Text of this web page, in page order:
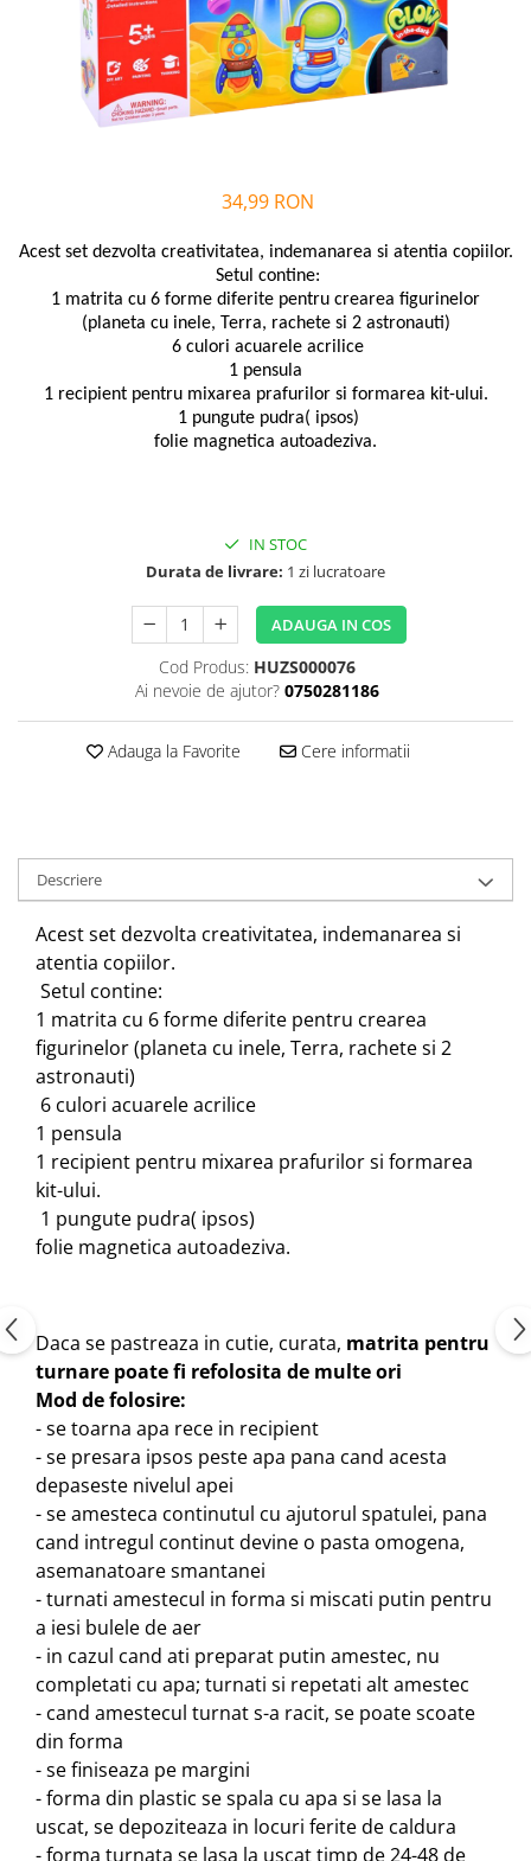
Alfabet si matematica
Jocuri de memorie si inteligenta
Seria Lectia de sanatate
Editura Litera
Editura Galaxia Copiilor
Colectia PIXI
Atlase Enciclopedii
Marea carte
34,99 RON
Acest set dezvolta creativitatea, indemanarea si atentia copiilor.
Setul contine:
1 matrita cu 6 forme diferite pentru crearea figurinelor
(planeta cu inele, Terra, rachete si 2 astronauti)
6 culori acuarele acrilice
1 pensula
1 recipient pentru mixarea prafurilor si formarea kit-ului.
1 pungute pudra( ipsos)
folie magnetica autoadeziva.
IN STOC
Durata de livrare: 1 zi lucratoare
ADAUGA IN COS
Cod Produs: HUZS000076
Ai nevoie de ajutor? 0750281186
Adauga la Favorite Cere informatii
Descriere
Acest set dezvolta creativitatea, indemanarea si
atentia copiilor.
Setul contine:
1 matrita cu 6 forme diferite pentru crearea
figurinelor(planeta cu inele, Terra, rachete si 2
astronauti)
6 culori acuareleacrilice
1 pensula
1 recipient pentru mixarea prafurilor si formarea
kit-ului.
1 pungute pudra( ipsos)
folie magnetica autoadeziva.
Daca se pastreaza in cutie, curata, matrita pentru
turnare poate fi refolosita de multe ori
Mod de folosire:
- se toarna apa rece in recipient
- se presara ipsos peste apa pana cand acesta
depaseste nivelul apei
- se amesteca continutul cu ajutorul spatulei, pana
cand intregul continut devine o pasta omogena,
asemanatoare smantanei
- turnati amestecul in forma si miscati putin pentru
a iesi bulele de aer
- in cazul cand ati preparat putin amestec, nu
completati cu apa; turnati si repetati alt amestec
- cand amestecul turnat s-a racit, se poate scoate
din forma
- se finiseaza pe margini
- forma din plastic se spala cu apa si se lasa la
uscat, se depoziteaza in locuri ferite de caldura
- forma turnata se lasa la uscat timp de 24-48 de